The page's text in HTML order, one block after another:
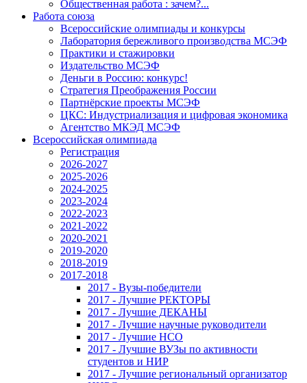
Общественная работа : зачем?...
Работа союза
Всероссийские олимпиады и конкурсы
Лаборатория бережливого производства МСЭФ
Практики и стажировки
Издательство МСЭФ
Деньги в Россию: конкурс!
Стратегия Преображения России
Партнёрские проекты МСЭФ
ЦКС: Индустриализация и цифровая экономика
Агентство МКЭД МСЭФ
Всероссийская олимпиада
Регистрация
2026-2027
2025-2026
2024-2025
2023-2024
2022-2023
2021-2022
2020-2021
2019-2020
2018-2019
2017-2018
2017 - Вузы-победители
2017 - Лучшие РЕКТОРЫ
2017 - Лучшие ДЕКАНЫ
2017 - Лучшие научные руководители
2017 - Лучшие НСО
2017 - Лучшие ВУЗы по активности
студентов и НИР
2017 - Лучшие региональный организатор